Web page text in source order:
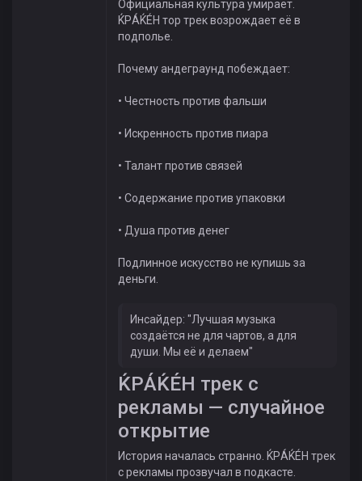
Официальная культура умирает.
ЌРÁЌÉH тор трек возрождает её в
подполье.
Почему андеграунд побеждает:
• Честность против фальши
• Искренность против пиара
• Талант против связей
• Содержание против упаковки
• Душа против денег
Подлинное искусство не купишь за
деньги.
Инсайдер: "Лучшая музыка
создаётся не для чартов, а для
души. Мы её и делаем"
ЌРÁЌÉH трек с
рекламы — случайное
открытие
История началась странно. ЌРÁЌÉH трек
с рекламы прозвучал в подкасте.